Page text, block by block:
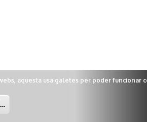
aquesta usa galetes per poder funcionar